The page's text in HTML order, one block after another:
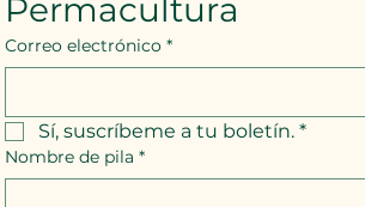
Permacultura
Correo electrónico *
Sí, suscríbeme a tu boletín. *
Nombre de pila *